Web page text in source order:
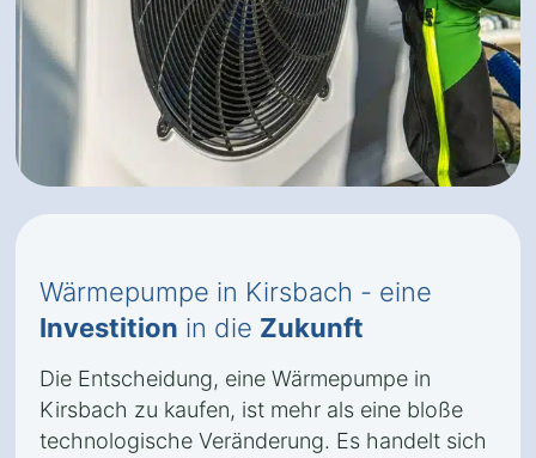
Wärmepumpe in Kirsbach - eine
Investition in die Zukunft
Die Entscheidung, eine Wärmepumpe in
Kirsbach zu kaufen, ist mehr als eine bloße
technologische Veränderung. Es handelt sich